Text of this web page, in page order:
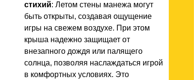
стихий: Летом стены манежа могут
быть открыты, создавая ощущение
игры на свежем воздухе. При этом
крыша надежно защищает от
внезапного дождя или палящего
солнца, позволяя наслаждаться игрой
в комфортных условиях. Это